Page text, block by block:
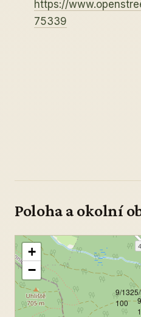
https://
75339
Poloha a okolní
9/
100
+
−